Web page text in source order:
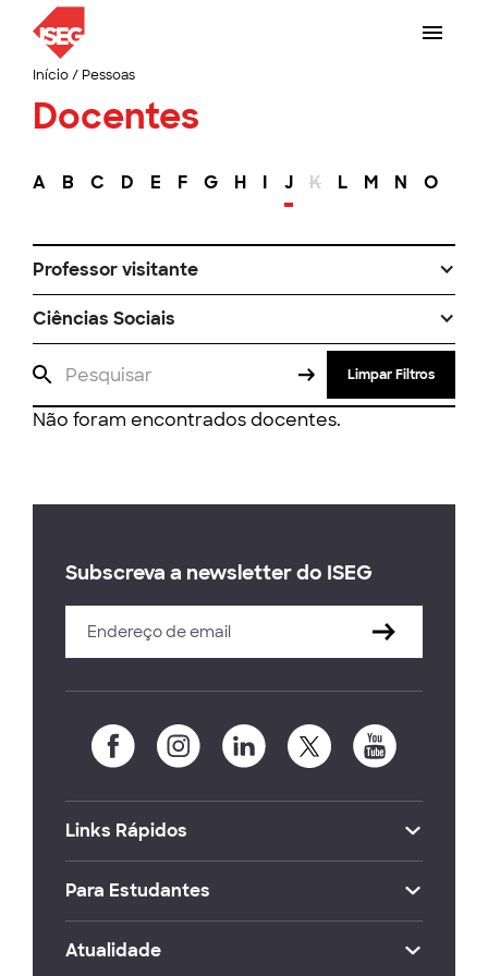
Início/ Pessoas
Docentes
A B C D E F G H I J K L M N O
Professor visitante
Ciências Sociais
Limpar Filtros
Não foram encontrados docentes.
Subscreva a newsletter do ISEG
Links Rápidos
Para Estudantes
Atualidade